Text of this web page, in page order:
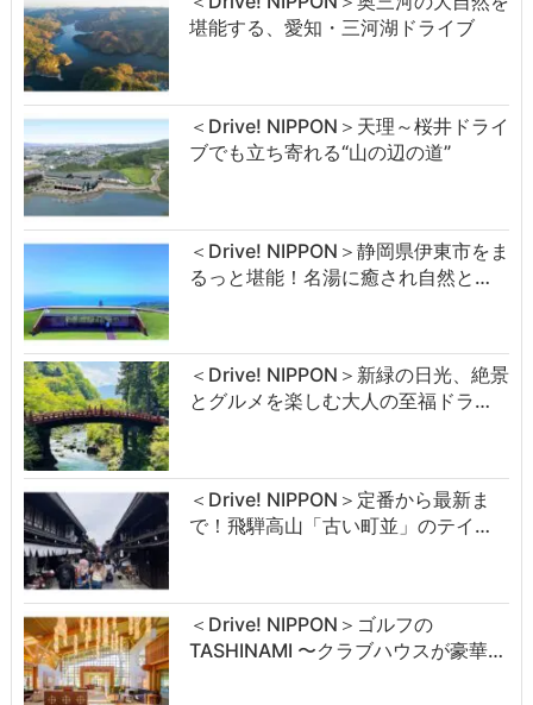
堪能する、愛知・三河湖ドライブ
＜Drive! NIPPON＞天理～桜井ドライ
ブでも立ち寄れる“山の辺の道”
＜Drive! NIPPON＞静岡県伊東市をま
るっと堪能！名湯に癒され自然と…
＜Drive! NIPPON＞新緑の日光、絶景
とグルメを楽しむ大人の至福ドラ…
＜Drive! NIPPON＞定番から最新ま
で！飛騨高山「古い町並」のテイ…
＜Drive! NIPPON＞ゴルフの
TASHINAMI 〜クラブハウスが豪華…